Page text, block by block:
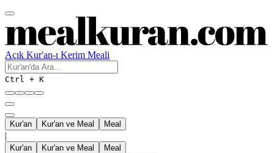
Açık Kur'an-ı Kerim Meali
Ctrl + K
Kur'an Kur'an ve Meal Meal
|
Kur'an Kur'an ve Meal
Meal